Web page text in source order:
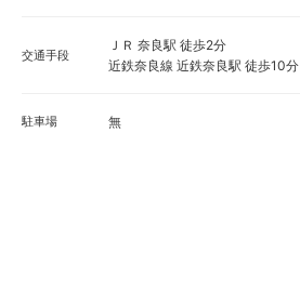
交通手段
ＪＲ 奈良駅 徒歩2分
近鉄奈良線 近鉄奈良駅 徒歩10分
駐車場 無